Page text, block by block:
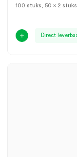
100 stuks, 50 x 2
Direct